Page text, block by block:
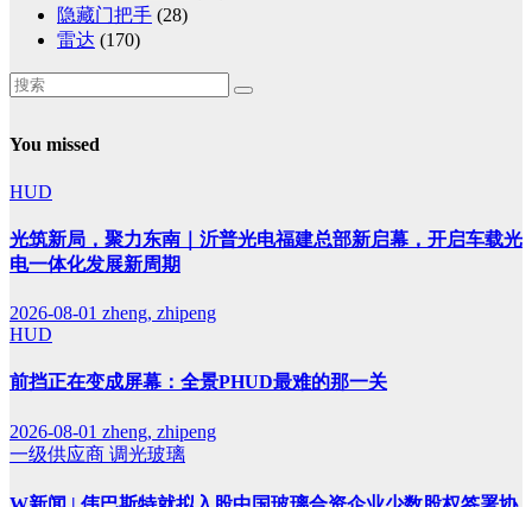
隐藏门把手 (28)
雷达 (170)
You missed
HUD
光筑新局，聚力东南｜沂普光电福建总部新启幕，开启车载光
电一体化发展新周期
2026-08-01 zheng, zhipeng
HUD
前挡正在变成屏幕：全景PHUD最难的那一关
2026-08-01 zheng, zhipeng
一级供应商 调光玻璃